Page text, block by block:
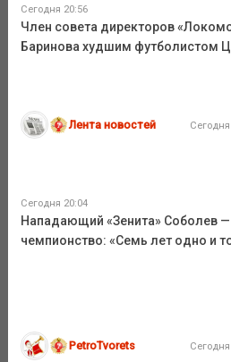
Сегодня 20:56
Член совета директоров
Баринова худшим футболистом
Лента новостей
Сегодня 20:04
Нападающий «Зенита» Соболев —
чемпионство: «Семь лет одно и
PetroTvorets